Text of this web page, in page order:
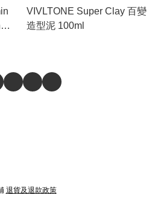
VIVLTONE Super Clay 百變
造型泥 100ml
退貨及退款政策